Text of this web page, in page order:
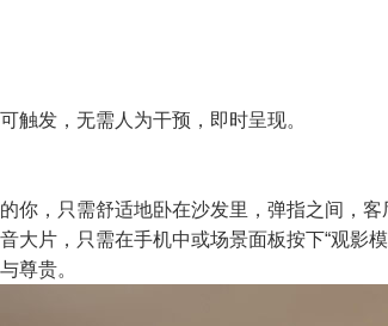
触发，无需人为干预，即时呈现。
你，只需舒适地卧在沙发里，弹指之间，
大片，只需在手机中或场景面板按下“观影
尊贵。